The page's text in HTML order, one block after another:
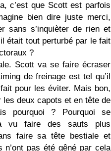
c’est que Scott est parfois
bien dire juste merci,
sans s’inquièter de rien et
était tout perturbé par le fait
?
Scott va se faire écraser
de freinage est tel qu’il
pour les éviter. Mais bon,
deux capots et en tête de
pourquoi ? Pourquoi se
vu faire des sauts plus
faire sa tête bestiale et
pas été gêné par cela